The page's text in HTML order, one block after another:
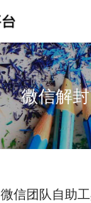
微信解封
微信团队自助